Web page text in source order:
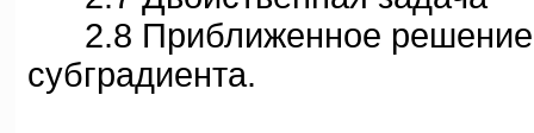
2.8 Приближенное решение
субградиента.